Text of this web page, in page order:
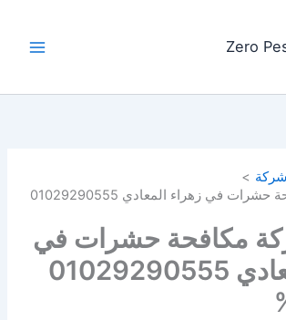
Zero
افضل شركة مكافحة حشرات في زهراء المعادي 01029290555
مكافحة حشرات في
زهراء المعادي 01029290555